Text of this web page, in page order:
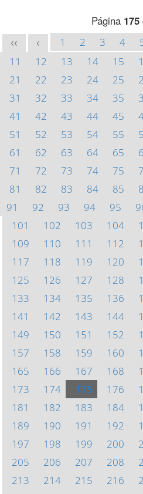
Página 175
<< < 1 2 3 4
11
12 13 14 15
21
22 23 24 25
31
32 33 34 35
41
42 43 44 45
51
52 53 54 55
61
62 63 64 65
71
72 73 74 75
81
82 83 84 85
91
92 93 94 95
101
102 103 104
109
110 111 112
117
118 119 120
125
126 127 128
133
134 135 136
141
142 143 144
149
150 151 152
157
158 159 160
165
166 167 168
173
174 175 176
181
182 183 184
189
190 191 192
197
198 199 200
205
206 207 208
213
214 215 216